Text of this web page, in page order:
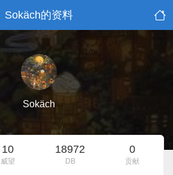
Sokäch的资料
Sokäch
10
威望
18972
DB
0
贡献